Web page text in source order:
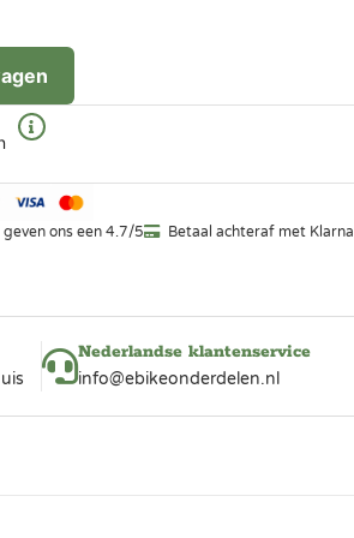
ons een 4.7/5 Betaal achteraf met Klarna
Nederlandse klantenservice
info@ebikeonderdelen.nl